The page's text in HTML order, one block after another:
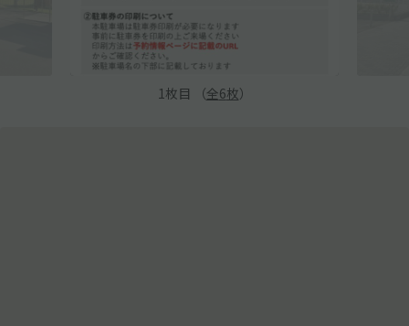
1 枚目 （全6枚）